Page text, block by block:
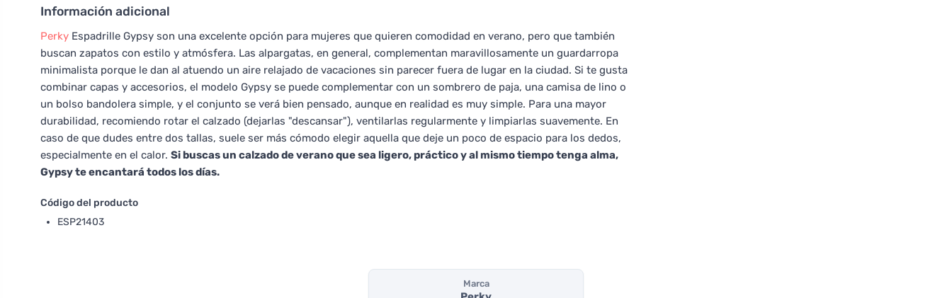
Información adicional
Perky Espadrille Gypsy son una excelente opción para mujeres que quieren comodidad en verano, pero que también
buscan zapatos con estilo y atmósfera. Las alpargatas, en general, complementan maravillosamente un guardarropa
minimalista porque le dan al atuendo un aire relajado de vacaciones sin parecer fuera de lugar en la ciudad. Si te gusta
combinar capas y accesorios, el modelo Gypsy se puede complementar con un sombrero de paja, una camisa de lino o
un bolso bandolera simple, y el conjunto se verá bien pensado, aunque en realidad es muy simple. Para una mayor
durabilidad, recomiendo rotar el calzado (dejarlas "descansar"), ventilarlas regularmente y limpiarlas suavemente. En
caso de que dudes entre dos tallas, suele ser más cómodo elegir aquella que deje un poco de espacio para los dedos,
especialmente en el calor. Si buscas un calzado de verano que sea ligero, práctico y al mismo tiempo tenga alma,
Gypsy te encantará todos los días.
Código del producto
ESP21403
Marca